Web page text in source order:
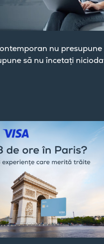
nu presupune
să nu încetați